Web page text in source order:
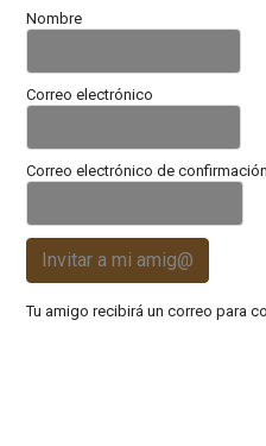
Nombre
Correo electrónico
Correo electrónico de confirmación
Invitar a mi amig@
Tu amigo recibirá un correo para